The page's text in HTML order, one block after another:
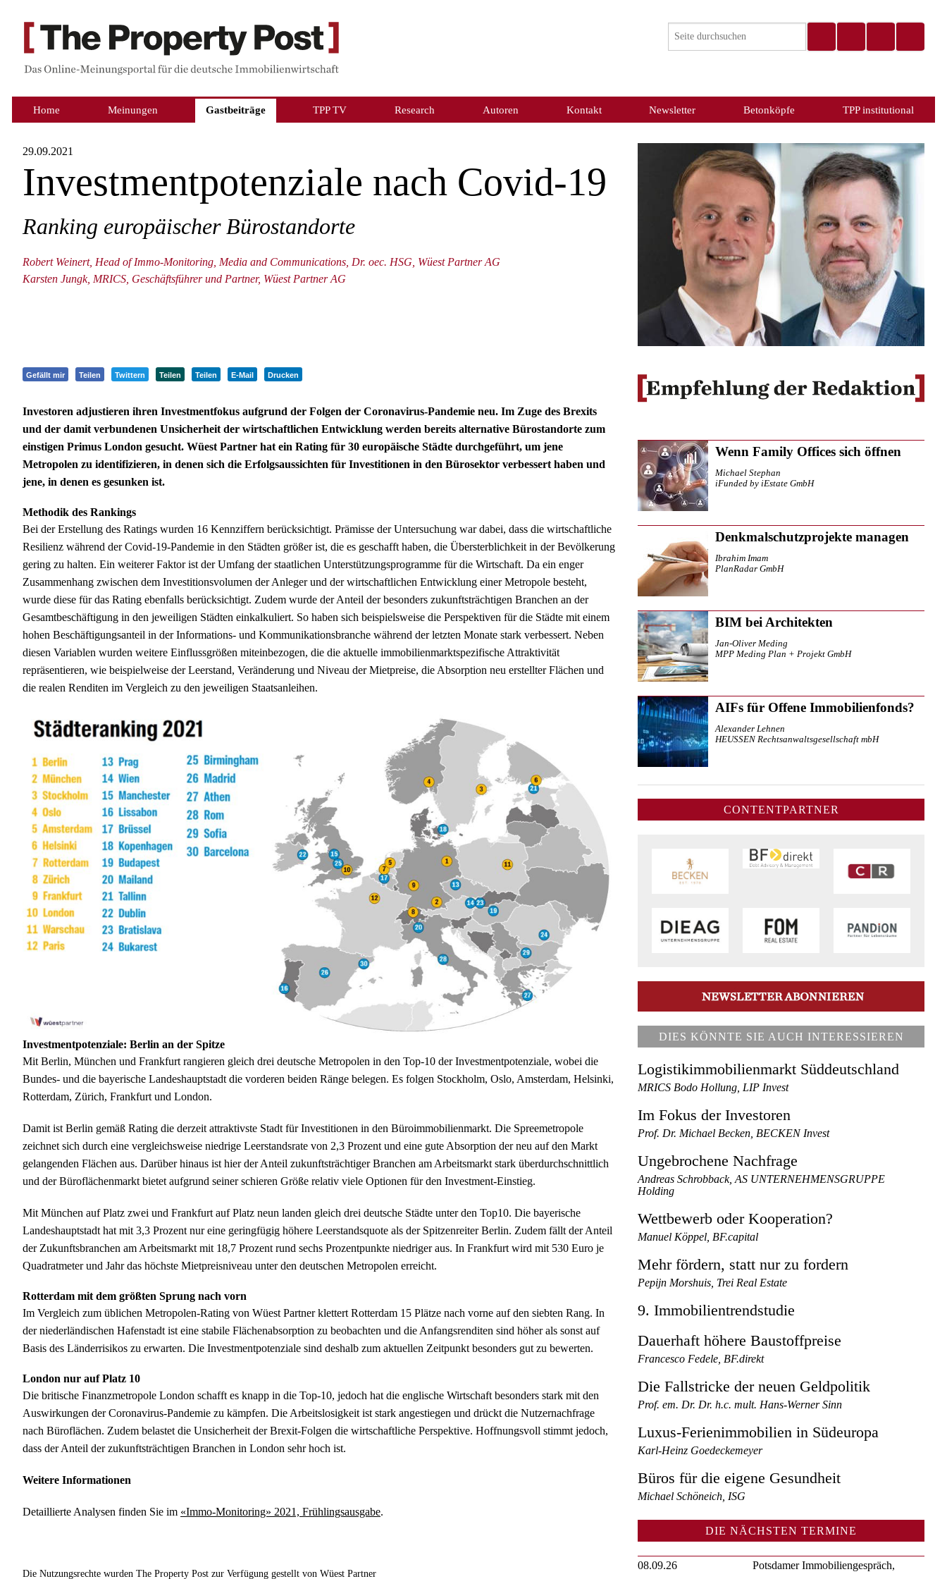
Home Meinungen Gastbeiträge TPP TV Research Autoren Kontakt Newsletter Betonköpfe TPP institutional
29.09.2021
Investmentpotenziale nach Covid-19
Ranking europäischer Bürostandorte
Robert Weinert, Head of Immo-Monitoring, Media and Communications, Dr. oec. HSG, Wüest Partner AG
Karsten Jungk, MRICS, Geschäftsführer und Partner, Wüest Partner AG
Gefällt mir Teilen Twittern Teilen Teilen E-Mail Drucken
Investoren adjustieren ihren Investmentfokus aufgrund der Folgen der Coronavirus-Pandemie neu. Im Zuge des Brexits
und der damit verbundenen Unsicherheit der wirtschaftlichen Entwicklung werden bereits alternative Bürostandorte zum
einstigen Primus London gesucht. Wüest Partner hat ein Rating für 30 europäische Städte durchgeführt, um jene
Metropolen zu identifizieren, in denen sich die Erfolgsaussichten für Investitionen in den Bürosektor verbessert haben und
jene, in denen es gesunken ist.
Methodik des Rankings
Bei der Erstellung des Ratings wurden 16 Kennziffern berücksichtigt. Prämisse der Untersuchung war dabei, dass die wirtschaftliche
Resilienz während der Covid-19-Pandemie in den Städten größer ist, die es geschafft haben, die Übersterblichkeit in der Bevölkerung
gering zu halten. Ein weiterer Faktor ist der Umfang der staatlichen Unterstützungsprogramme für die Wirtschaft. Da ein enger
Zusammenhang zwischen dem Investitionsvolumen der Anleger und der wirtschaftlichen Entwicklung einer Metropole besteht,
wurde diese für das Rating ebenfalls berücksichtigt. Zudem wurde der Anteil der besonders zukunftsträchtigen Branchen an der
Gesamtbeschäftigung in den jeweiligen Städten einkalkuliert. So haben sich beispielsweise die Perspektiven für die Städte mit einem
hohen Beschäftigungsanteil in der Informations- und Kommunikationsbranche während der letzten Monate stark verbessert. Neben
diesen Variablen wurden weitere Einflussgrößen miteinbezogen, die die aktuelle immobilienmarktspezifische Attraktivität
repräsentieren, wie beispielweise der Leerstand, Veränderung und Niveau der Mietpreise, die Absorption neu erstellter Flächen und
die realen Renditen im Vergleich zu den jeweiligen Staatsanleihen.
Investmentpotenziale: Berlin an der Spitze
Mit Berlin, München und Frankfurt rangieren gleich drei deutsche Metropolen in den Top-10 der Investmentpotenziale, wobei die
Bundes- und die bayerische Landeshauptstadt die vorderen beiden Ränge belegen. Es folgen Stockholm, Oslo, Amsterdam, Helsinki,
Rotterdam, Zürich, Frankfurt und London.
Damit ist Berlin gemäß Rating die derzeit attraktivste Stadt für Investitionen in den Büroimmobilienmarkt. Die Spreemetropole
zeichnet sich durch eine vergleichsweise niedrige Leerstandsrate von 2,3 Prozent und eine gute Absorption der neu auf den Markt
gelangenden Flächen aus. Darüber hinaus ist hier der Anteil zukunftsträchtiger Branchen am Arbeitsmarkt stark überdurchschnittlich
und der Büroflächenmarkt bietet aufgrund seiner schieren Größe relativ viele Optionen für den Investment-Einstieg.
Mit München auf Platz zwei und Frankfurt auf Platz neun landen gleich drei deutsche Städte unter den Top10. Die bayerische
Landeshauptstadt hat mit 3,3 Prozent nur eine geringfügig höhere Leerstandsquote als der Spitzenreiter Berlin. Zudem fällt der Anteil
der Zukunftsbranchen am Arbeitsmarkt mit 18,7 Prozent rund sechs Prozentpunkte niedriger aus. In Frankfurt wird mit 530 Euro je
Quadratmeter und Jahr das höchste Mietpreisniveau unter den deutschen Metropolen erreicht.
Rotterdam mit dem größten Sprung nach vorn
Im Vergleich zum üblichen Metropolen-Rating von Wüest Partner klettert Rotterdam 15 Plätze nach vorne auf den siebten Rang. In
der niederländischen Hafenstadt ist eine stabile Flächenabsorption zu beobachten und die Anfangsrenditen sind höher als sonst auf
Basis des Länderrisikos zu erwarten. Die Investmentpotenziale sind deshalb zum aktuellen Zeitpunkt besonders gut zu bewerten.
London nur auf Platz 10
Die britische Finanzmetropole London schafft es knapp in die Top-10, jedoch hat die englische Wirtschaft besonders stark mit den
Auswirkungen der Coronavirus-Pandemie zu kämpfen. Die Arbeitslosigkeit ist stark angestiegen und drückt die Nutzernachfrage
nach Büroflächen. Zudem belastet die Unsicherheit der Brexit-Folgen die wirtschaftliche Perspektive. Hoffnungsvoll stimmt jedoch,
dass der Anteil der zukunftsträchtigen Branchen in London sehr hoch ist.
Weitere Informationen
Detaillierte Analysen finden Sie im «Immo-Monitoring» 2021, Frühlingsausgabe.
Die Nutzungsrechte wurden The Property Post zur Verfügung gestellt von Wüest Partner
Wenn Family Offices sich öffnen
Michael Stephan
iFunded by iEstate GmbH
Denkmalschutzprojekte managen
Ibrahim Imam
PlanRadar GmbH
BIM bei Architekten
Jan-Oliver Meding
MPP Meding Plan + Projekt GmbH
AIFs für Offene Immobilienfonds?
Alexander Lehnen
HEUSSEN Rechtsanwaltsgesellschaft mbH
CONTENTPARTNER
DIES KÖNNTE SIE AUCH INTERESSIEREN
Logistikimmobilienmarkt Süddeutschland
MRICS Bodo Hollung, LIP Invest
Im Fokus der Investoren
Prof. Dr. Michael Becken, BECKEN Invest
Ungebrochene Nachfrage
Andreas Schrobback, AS UNTERNEHMENSGRUPPE
Holding
Wettbewerb oder Kooperation?
Manuel Köppel, BF.capital
Mehr fördern, statt nur zu fordern
Pepijn Morshuis, Trei Real Estate
9. Immobilientrendstudie
Dauerhaft höhere Baustoffpreise
Francesco Fedele, BF.direkt
Die Fallstricke der neuen Geldpolitik
Prof. em. Dr. Dr. h.c. mult. Hans-Werner Sinn
Luxus-Ferienimmobilien in Südeuropa
Karl-Heinz Goedeckemeyer
Büros für die eigene Gesundheit
Michael Schöneich, ISG
DIE NÄCHSTEN TERMINE
08.09.26
Potsdamer Immobiliengespräch,